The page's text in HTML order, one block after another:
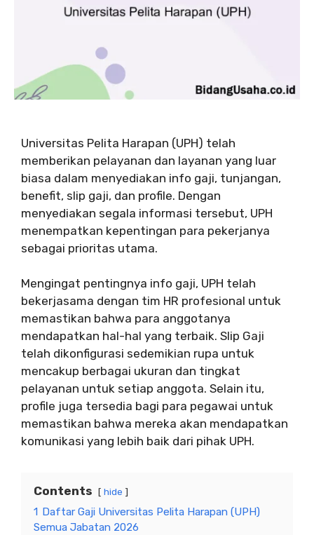
Universitas Pelita Harapan (UPH) telah
memberikan pelayanan dan layanan yang luar
biasa dalam menyediakan info gaji, tunjangan,
benefit, slip gaji, dan profile. Dengan
menyediakan segala informasi tersebut, UPH
menempatkan kepentingan para pekerjanya
sebagai prioritas utama.
Mengingat pentingnya info gaji, UPH telah
bekerjasama dengan tim HR profesional untuk
memastikan bahwa para anggotanya
mendapatkan hal-hal yang terbaik. Slip Gaji
telah dikonfigurasi sedemikian rupa untuk
mencakup berbagai ukuran dan tingkat
pelayanan untuk setiap anggota. Selain itu,
profile juga tersedia bagi para pegawai untuk
memastikan bahwa mereka akan mendapatkan
komunikasi yang lebih baik dari pihak UPH.
Contents hide
1 Daftar Gaji Universitas Pelita Harapan (UPH)
Semua Jabatan 2026